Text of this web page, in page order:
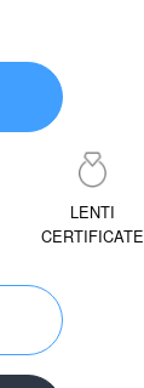
LENTI
CERTIFICATE